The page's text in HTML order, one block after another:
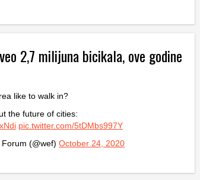
2,7 milijuna bicikala, ove godine
like to walk in?
the future of cities:
pic.twitter.com/5tDMbs997Y
(@wef) October 24, 2020